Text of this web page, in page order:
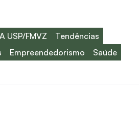
USP/FMVZ
Tendências
Empreendedorismo Saúde